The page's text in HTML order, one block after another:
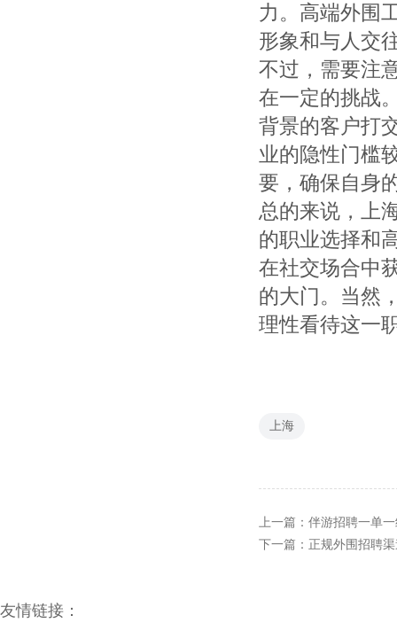
力。高端外围
形象和与人交
不过，需要注
在一定的挑战
背景的客户打
业的隐性门槛
要，确保自身
总的来说，上
的职业选择和
在社交场合中
的大门。当然
理性看待这一
上海
上一篇： 伴游招聘一单
下一篇： 正规外围招聘
友情链接：